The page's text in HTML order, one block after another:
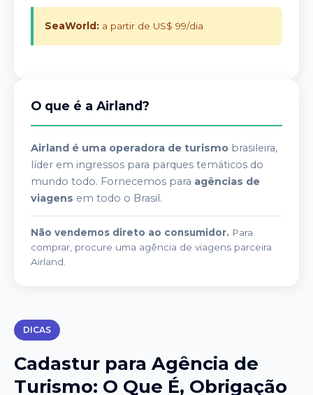
DICAS
Cadastur para Agência de
Turismo: O Que É, Obrigação
SeaWorld: a partir de US$ 99/dia
O que é a Airland?
Airland é uma operadora de turismo brasileira,
líder em ingressos para parques temáticos do
mundo todo. Fornecemos para agências de
viagens em todo o Brasil.
Não vendemos direto ao consumidor. Para
comprar, procure uma agência de viagens parceira
Airland.